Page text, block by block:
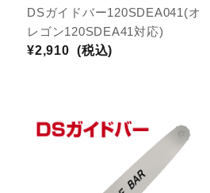
DSガイドバー120SDEA041(オ
レゴン120SDEA41対応)
¥2,910 (税込)